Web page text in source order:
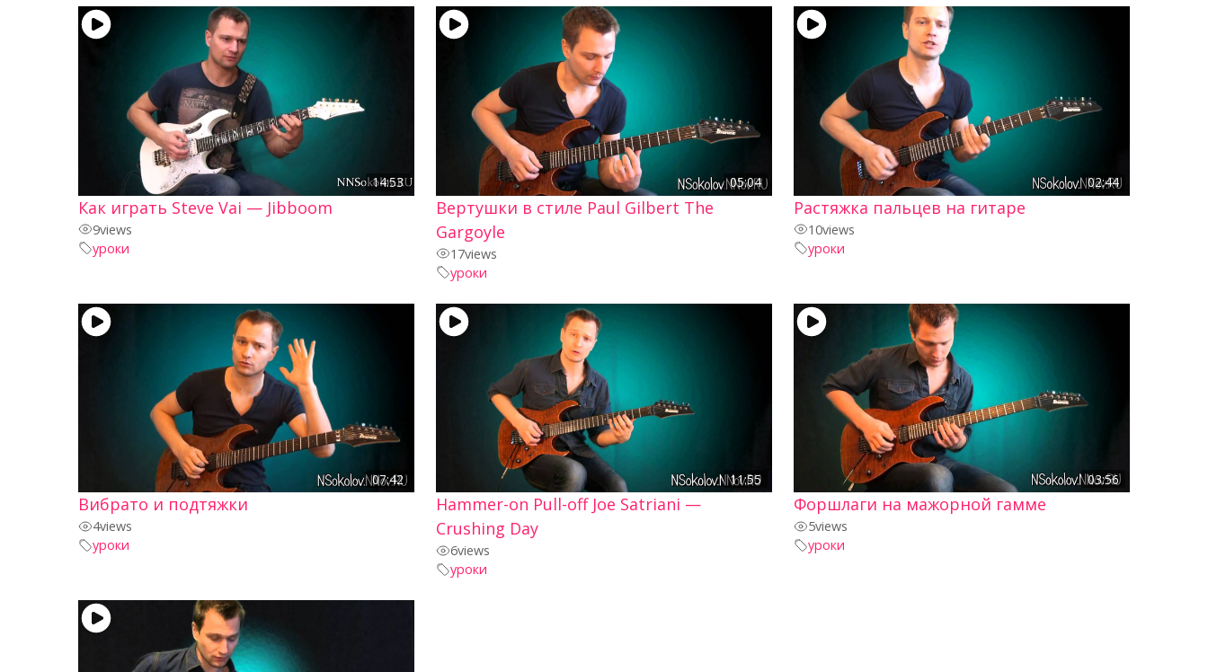
14:53
Как играть Steve Vai — Jibboom
9views
уроки
05:04
Вертушки в стиле Paul Gilbert The
Gargoyle
17views
уроки
02:44
Растяжка пальцев на гитаре
10views
уроки
07:42
Вибрато и подтяжки
4views
уроки
11:55
Hammer-on Pull-off Joe Satriani —
Crushing Day
6views
уроки
03:56
Форшлаги на мажорной гамме
5views
уроки